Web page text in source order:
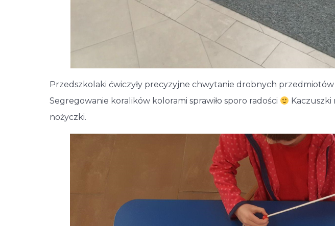
Przedszkolaki ćwiczyły precyzyjne chwytanie drobnych
Segregowanie koralików kolorami sprawiło sporo radości
Kaczuszki
nożyczki.